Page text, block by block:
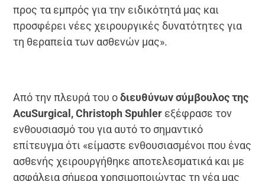
προς τα εμπρός για την ειδικότητά μας και
προσφέρει νέες χειρουργικές δυνατότητες για
τη θεραπεία των ασθενών μας».
Από την πλευρά του οδιευθύνων σύμβουλος της
AcuSurgical, Christoph Spuhler εξέφρασε τον
ενθουσιασμό του για αυτό το σημαντικό
επίτευγμα ότι «είμαστε ενθουσιασμένοι που ένας
ασθενής χειρουργήθηκε αποτελεσματικά και με
ασφάλεια σήμερα χρησιμοποιώντας τη νέα μας